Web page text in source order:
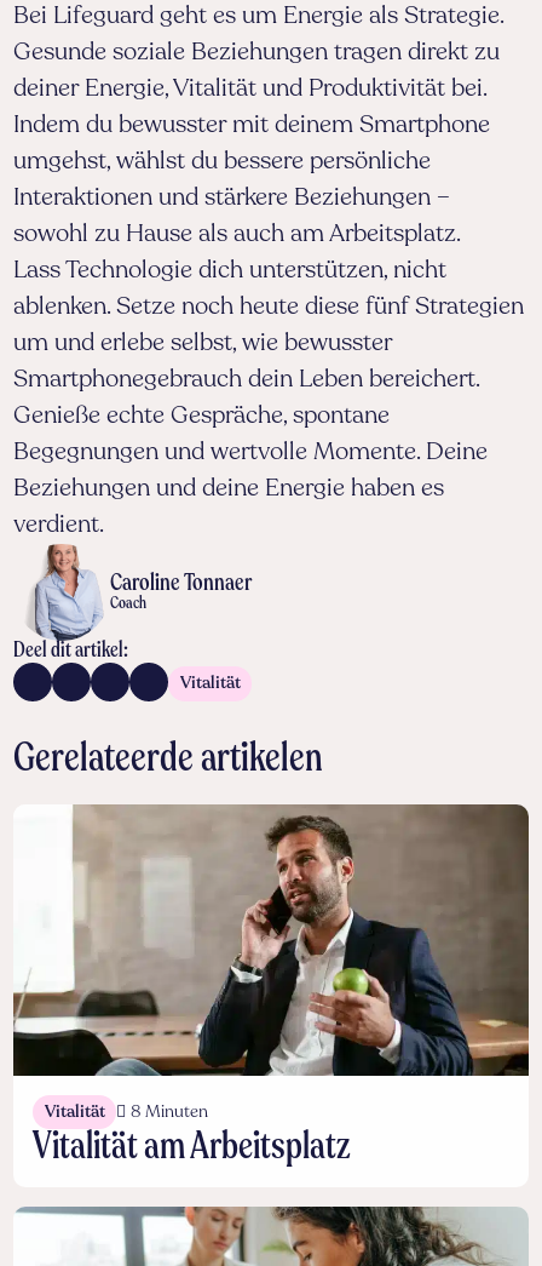
Bei Lifeguard geht es um Energie als Strategie.
Gesunde soziale Beziehungen tragen direkt zu
deiner Energie, Vitalität und Produktivität bei.
Indem du bewusster mit deinem Smartphone
umgehst, wählst du bessere persönliche
Interaktionen und stärkere Beziehungen –
sowohl zu Hause als auch am Arbeitsplatz.
Lass Technologie dich unterstützen, nicht
ablenken. Setze noch heute diese fünf Strategien
um und erlebe selbst, wie bewusster
Smartphonegebrauch dein Leben bereichert.
Genieße echte Gespräche, spontane
Begegnungen und wertvolle Momente. Deine
Beziehungen und deine Energie haben es
verdient.
Caroline Tonnaer
Coach
Deel dit artikel:
Vitalität
Gerelateerde artikelen
Vitalität 8 Minuten
Vitalität am Arbeitsplatz